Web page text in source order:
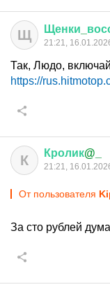
Щ Щенки
21:21,
Так, Людо,
https://
К Кролик@_
21:21,
От пользователя
За сто рублей